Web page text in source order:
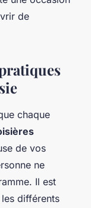
de
chaque
de vos
ne
Il est
les différents